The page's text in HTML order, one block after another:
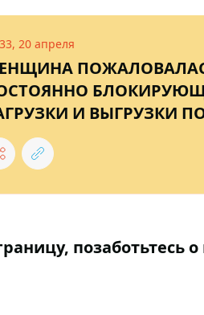
20 апреля
И ВЫГРУЗКИ